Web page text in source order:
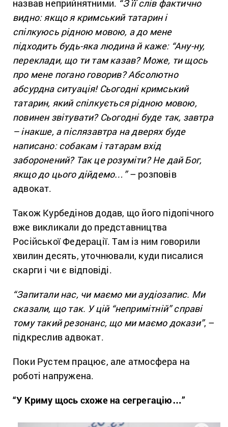
назвав неприйнятними. “З її слів фактично
видно: якщо я кримський татарин і
спілкуюсь рідною мовою, а до мене
підходить будь-яка людина й каже: “Ану-ну,
переклади, що ти там казав? Може, ти щось
про мене погано говорив? Абсолютно
абсурдна ситуація! Сьогодні кримський
татарин, який спілкується рідною мовою,
повинен звітувати? Сьогодні буде так, завтра
– інакше, а післязавтра на дверях буде
написано: собакам і татарам вхід
заборонений? Так це розуміти? Не дай Бог,
якщо до цього дійдемо…”– розповів
адвокат.
Також Курбедінов додав, що його підопічного
вже викликали до представництва
Російської Федерації. Там із ним говорили
хвилин десять, уточнювали, куди писалися
скарги і чи є відповіді.
“Запитали нас, чи маємо ми аудіозапис. Ми
сказали, що так. У цій “непримітній” справі
тому такий резонанс, що ми маємо докази”, –
підкреслив адвокат.
Поки Рустем працює, але атмосфера на
роботі напружена.
“У Криму щось схоже на сегрегацію…”